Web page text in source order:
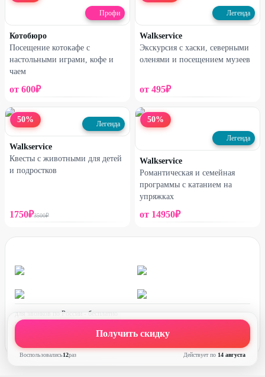
Получить скидку
Воспользовались12раз Действует по 14 августа
Профи
Котобюро
Посещение котокафе с
настольными играми, кофе и
чаем
от 600₽
Легенда
Walkservice
Экскурсия с хаски, северными
оленями и посещением музеев
от 495₽
50% Легенда
Walkservice
Квесты с животными для детей
и подростков
1750₽3500₽
50%
Легенда
Walkservice
Романтическая и семейная
программы с катанием на
упряжках
от 14950₽
для звонков по России - бесплатно
график работы:
ПН-ПТ с 08:00 до 17:00 (по МСК)